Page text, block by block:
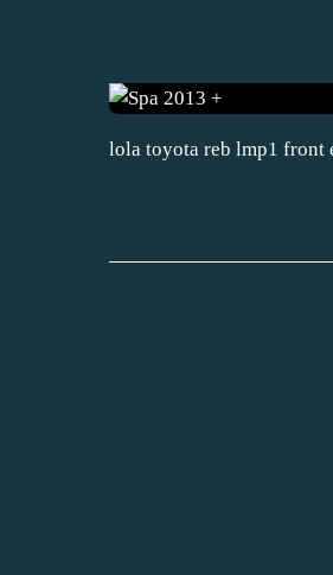
lola toyota reb lmp1 front